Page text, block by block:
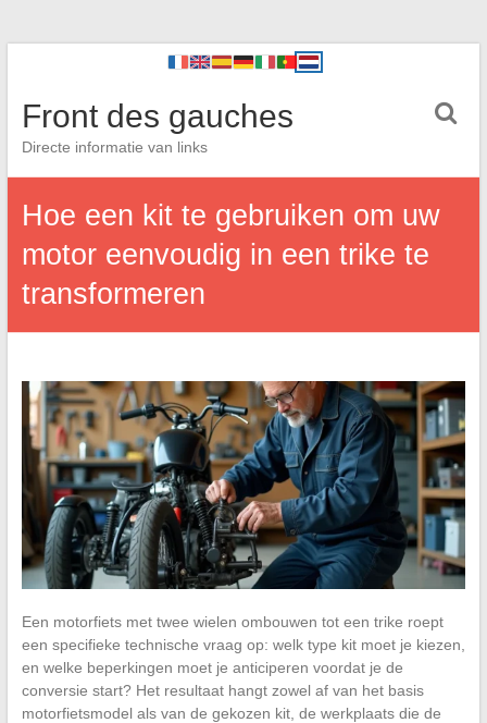
Front des gauches
Directe informatie van links
Hoe een kit te gebruiken om uw
motor eenvoudig in een trike te
transformeren
Een motorfiets met twee wielen ombouwen tot een trike roept
een specifieke technische vraag op: welk type kit moet je kiezen,
en welke beperkingen moet je anticiperen voordat je de
conversie start? Het resultaat hangt zowel af van het basis
motorfietsmodel als van de gekozen kit, de werkplaats die de